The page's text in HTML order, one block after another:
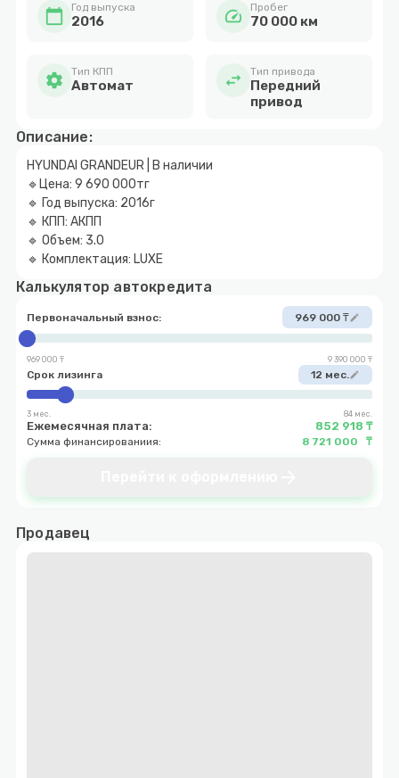
calendar_today Год выпуска
2016 speed Пробег
70 000 км
settings Тип КПП
Автомат swap_horiz Тип привода
Передний
привод
Описание:
HYUNDAI GRANDEUR | В наличии
🔹Цена: 9 690 000тг
🔹 Год выпуска: 2016г
🔹 КПП: АКПП
🔹 Объем: 3.0
🔹 Комплектация: LUXE
Калькулятор автокредита
Первоначальный взнос: 969 000 ₸edit
969 000 ₸ 9 390 000 ₸
Срок лизинга 12 мес.edit
3 мес. 84 мес.
Ежемесячная плата: 852 918 ₸
Сумма финансированиия: 8 721 000 ₸
Продавец